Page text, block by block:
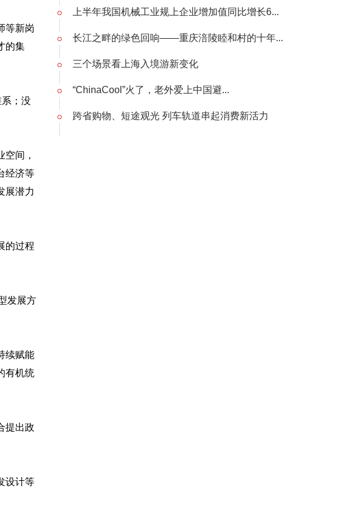
等新岗
的集
；没
间，
经济等
展潜力
的过程
发展方
续赋能
有机统
提出政
设计等
上半年我国机械工业规上企业增加值同比增长6...
长江之畔的绿色回响——重庆涪陵睦和村的十年...
三个场景看上海入境游新变化
“ChinaCool”火了，老外爱上中国避...
跨省购物、短途观光 列车轨道串起消费新活力